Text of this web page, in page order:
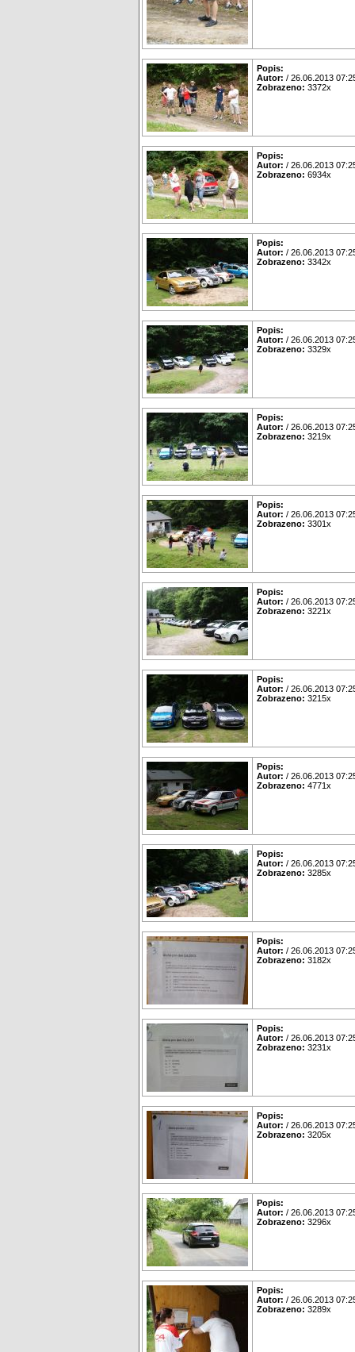
Popis:
Autor: / 26.06.2013
Zobrazeno: 3372x
Popis:
Autor: / 26.06.2013
Zobrazeno: 6934x
Popis:
Autor: / 26.06.2013
Zobrazeno: 3342x
Popis:
Autor: / 26.06.2013
Zobrazeno: 3329x
Popis:
Autor: / 26.06.2013
Zobrazeno: 3219x
Popis:
Autor: / 26.06.2013
Zobrazeno: 3301x
Popis:
Autor: / 26.06.2013
Zobrazeno: 3221x
Popis:
Autor: / 26.06.2013
Zobrazeno: 3215x
Popis:
Autor: / 26.06.2013
Zobrazeno: 4771x
Popis:
Autor: / 26.06.2013
Zobrazeno: 3285x
Popis:
Autor: / 26.06.2013
Zobrazeno: 3182x
Popis:
Autor: / 26.06.2013
Zobrazeno: 3231x
Popis:
Autor: / 26.06.2013
Zobrazeno: 3205x
Popis:
Autor: / 26.06.2013
Zobrazeno: 3296x
Popis:
Autor: / 26.06.2013
Zobrazeno: 3289x